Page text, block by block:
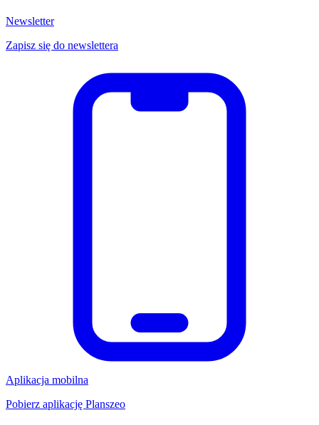
Newsletter
Zapisz się do newslettera
Aplikacja mobilna
Pobierz aplikację Planszeo